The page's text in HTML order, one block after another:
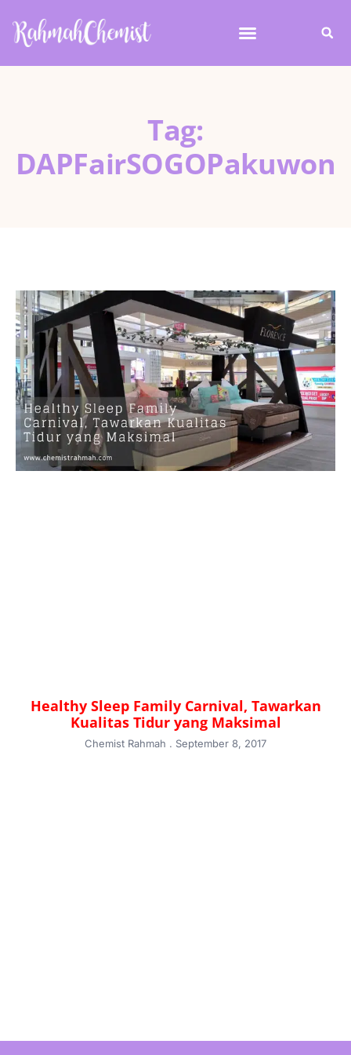
Tag:
DAPFairSOGOPakuwon
Healthy Sleep Family Carnival, Tawarkan
Kualitas Tidur yang Maksimal
Chemist Rahmah September 8, 2017